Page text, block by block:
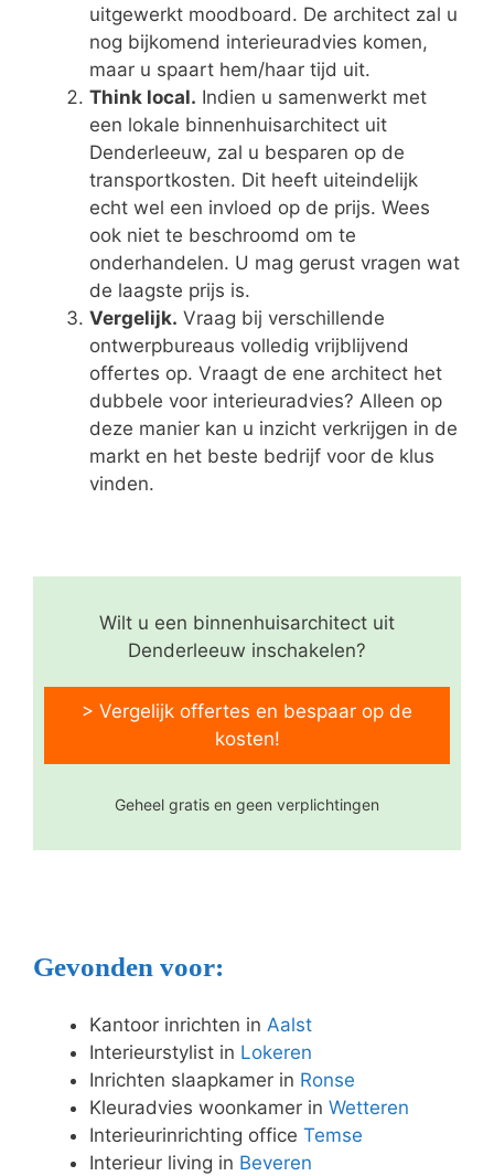
uitgewerkt moodboard. De architect zal u
nog bijkomend interieuradvies komen,
maar u spaart hem/haar tijd uit.
Think local. Indien u samenwerkt met
een lokale binnenhuisarchitect uit
Denderleeuw, zal u besparen op de
transportkosten. Dit heeft uiteindelijk
echt wel een invloed op de prijs. Wees
ook niet te beschroomd om te
onderhandelen. U mag gerust vragen wat
de laagste prijs is.
Vergelijk. Vraag bij verschillende
ontwerpbureaus volledig vrijblijvend
offertes op. Vraagt de ene architect het
dubbele voor interieuradvies? Alleen op
deze manier kan u inzicht verkrijgen in de
markt en het beste bedrijf voor de klus
vinden.
Wilt u een binnenhuisarchitect uit
Denderleeuw inschakelen?
> Vergelijk offertes en bespaar op de
kosten!
Geheel gratis en geen verplichtingen
Gevonden voor:
Kantoor inrichten in Aalst
Interieurstylist in Lokeren
Inrichten slaapkamer in Ronse
Kleuradvies woonkamer in Wetteren
Interieurinrichting office Temse
Interieur living in Beveren